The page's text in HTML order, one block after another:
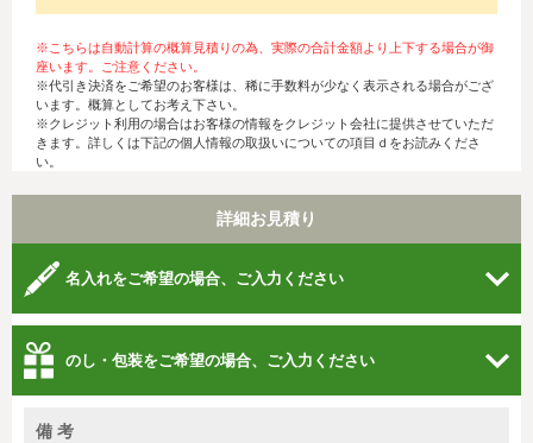
※こちらは自動計算の概算見積りの為、実際の合計金額より上下する場合が御
座います。ご注意ください。
※代引き決済をご希望のお客様は、稀に手数料が少なく表示される場合がござ
います。概算としてお考え下さい。
※クレジット利用の場合はお客様の情報をクレジット会社に提供させていただ
きます。詳しくは下記の個人情報の取扱いについての項目ｄをお読みくださ
い。
詳細お見積り
名入れをご希望の場合、ご入力ください
のし・包装をご希望の場合、ご入力ください
備 考